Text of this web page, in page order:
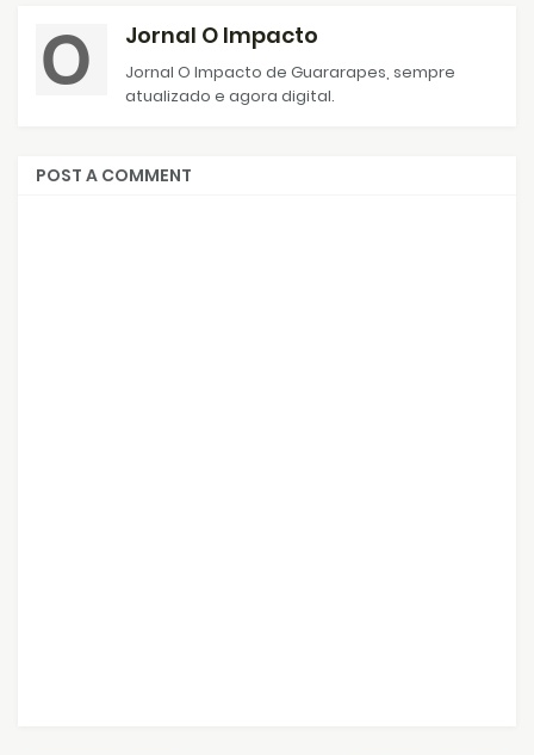
Jornal O Impacto
Jornal O Impacto de Guararapes, sempre
atualizado e agora digital.
POST A COMMENT